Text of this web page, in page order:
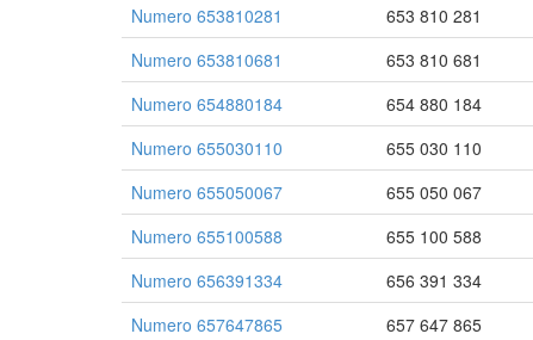
Numero 653810281
653 810 281
Numero 653810681
653 810 681
Numero 654880184
654 880 184
Numero 655030110
655 030 110
Numero 655050067
655 050 067
Numero 655100588
655 100 588
Numero 656391334
656 391 334
Numero 657647865
657 647 865